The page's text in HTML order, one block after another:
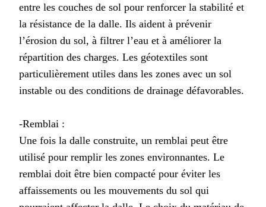
entre les couches de sol pour renforcer la stabilité et
la résistance de la dalle. Ils aident à prévenir
l’érosion du sol, à filtrer l’eau et à améliorer la
répartition des charges. Les géotextiles sont
particulièrement utiles dans les zones avec un sol
instable ou des conditions de drainage défavorables.
-Remblai :
Une fois la dalle construite, un remblai peut être
utilisé pour remplir les zones environnantes. Le
remblai doit être bien compacté pour éviter les
affaissements ou les mouvements du sol qui